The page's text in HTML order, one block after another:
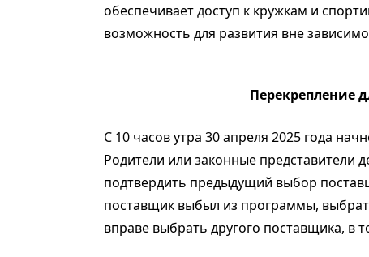
обеспечивает доступ к кружкам и
возможность для развития вне
Перекрепление
С 10 часов утра 30 апреля 2025 года
Родители или законные
подтвердить предыдущий выбор
поставщик выбыл из программы,
вправе выбрать другого поставщика, в